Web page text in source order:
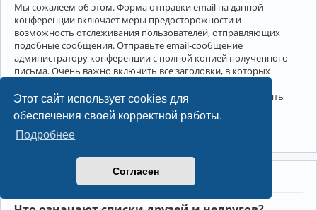
Этот сайт использует cookies для
обеспечения своей корректной работы.
Подробнее
Согласен
Мы сожалеем об этом. Форма отправки email на данной
конференции включает меры предосторожности и
возможность отслеживания пользователей, отправляющих
подобные сообщения. Отправьте email-сообщение
администратору конференции с полной копией полученного
письма. Очень важно включить все заголовки, в которых
Администратор конференции сможет в этом случае принять
меры.
Друзья и недруги